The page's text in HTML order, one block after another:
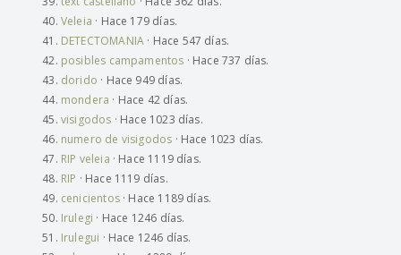
Veleia · Hace 179 días.
DETECTOMANIA · Hace 547 días.
posibles campamentos · Hace 737 días.
dorido · Hace 949 días.
mondera · Hace 42 días.
visigodos · Hace 1023 días.
numero de visigodos · Hace 1023 días.
RIP veleia · Hace 1119 días.
RIP · Hace 1119 días.
cenicientos· Hace 1189 días.
Irulegi · Hace 1246 días.
Irulegui · Hace 1246 días.